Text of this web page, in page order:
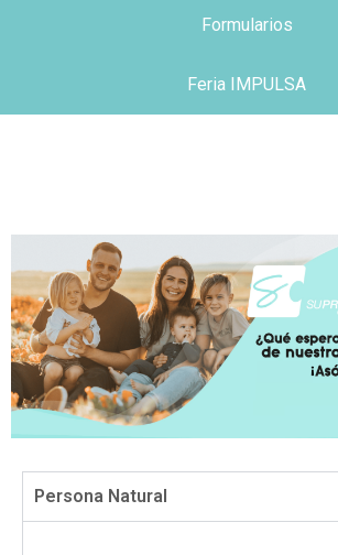
Formularios
Feria IMPULSA
Persona Natural